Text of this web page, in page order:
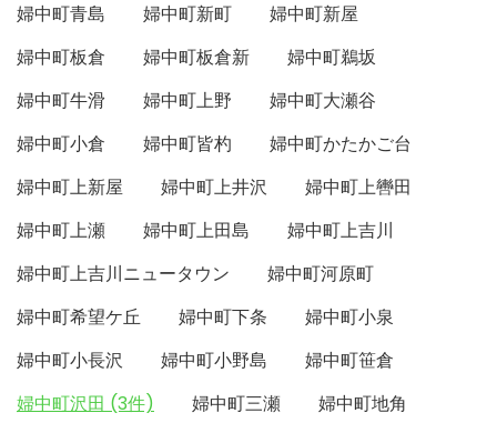
婦中町青島
婦中町新町
婦中町新屋
婦中町板倉
婦中町板倉新
婦中町鵜坂
婦中町牛滑
婦中町上野
婦中町大瀬谷
婦中町小倉
婦中町皆杓
婦中町かたかご台
婦中町上新屋
婦中町上井沢
婦中町上轡田
婦中町上瀬
婦中町上田島
婦中町上吉川
婦中町上吉川ニュータウン
婦中町河原町
婦中町希望ケ丘
婦中町下条
婦中町小泉
婦中町小長沢
婦中町小野島
婦中町笹倉
婦中町沢田 (3件)
婦中町三瀬
婦中町地角